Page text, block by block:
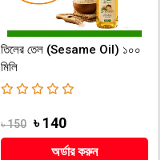
তিলের তেল (Sesame Oil) ১০০
মিলি
৳ 150 ৳ 140
অর্ডার করুন